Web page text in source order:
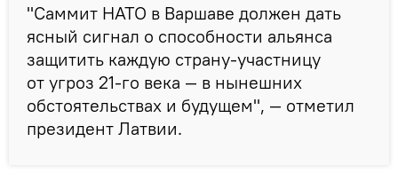
"Саммит НАТО в Варшаве должен дать
ясный сигнал о способности альянса
защитить каждую страну-участницу
от угроз 21-го века — в нынешних
обстоятельствах и будущем", — отметил
президент Латвии.